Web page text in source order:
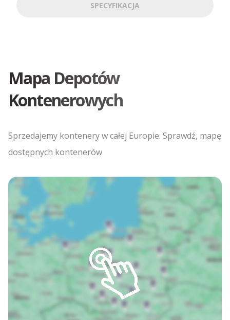
SPECYFIKACJA
Mapa Depotów
Kontenerowych
Sprzedajemy kontenery w całej Europie. Sprawdź, mapę
dostępnych kontenerów